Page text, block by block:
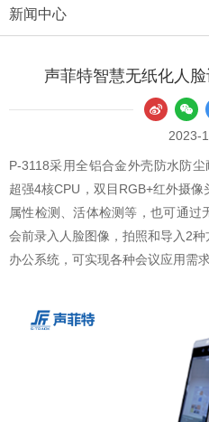
新闻中心
声菲特智慧无纸化人
2023-
P-3118采用全铝合金外壳防水防
超强4核CPU，双目RGB+红外摄像
属性检测、活体检测等，也可通
会前录入人脸图像，拍照和导入2
办公系统，可实现各种会议应用需求